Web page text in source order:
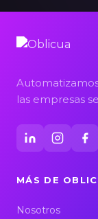
las empresas
MÁS DE
Nosotros